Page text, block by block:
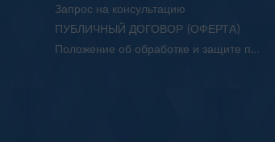
Запрос на консультацию
ПУБЛИЧНЫЙ ДОГОВОР (ОФЕРТА)
Положение об обработке и защите персональных данных